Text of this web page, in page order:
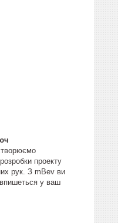
проекту
рук. З mBev ви
у ваш